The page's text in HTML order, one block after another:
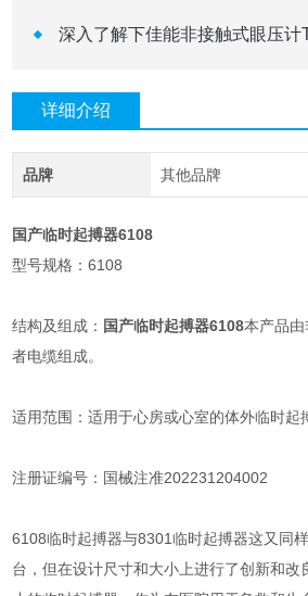
深入了解下佳能非接触式眼压计
详细介绍
品牌 其他品牌
国产临时起搏器6108
型号规格：6108
结构及组成： 国产临时起搏器6108本产品
者电缆组成。
适用范围：适用于心房或心室的体外临时起
注册证编号：国械注准202231204002
6108临时起搏器与8301临时起搏器这又同
台，但在设计尺寸和大小上进行了创新和改